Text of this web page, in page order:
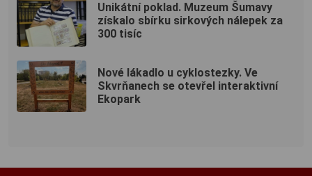
Unikátní poklad. Muzeum Šumavy
získalo sbírku sirkových nálepek za
300 tisíc
Nové lákadlo u cyklostezky. Ve
Skvrňanech se otevřel interaktivní
Ekopark